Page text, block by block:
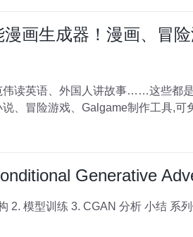
画生成器！漫画、冒
Generative